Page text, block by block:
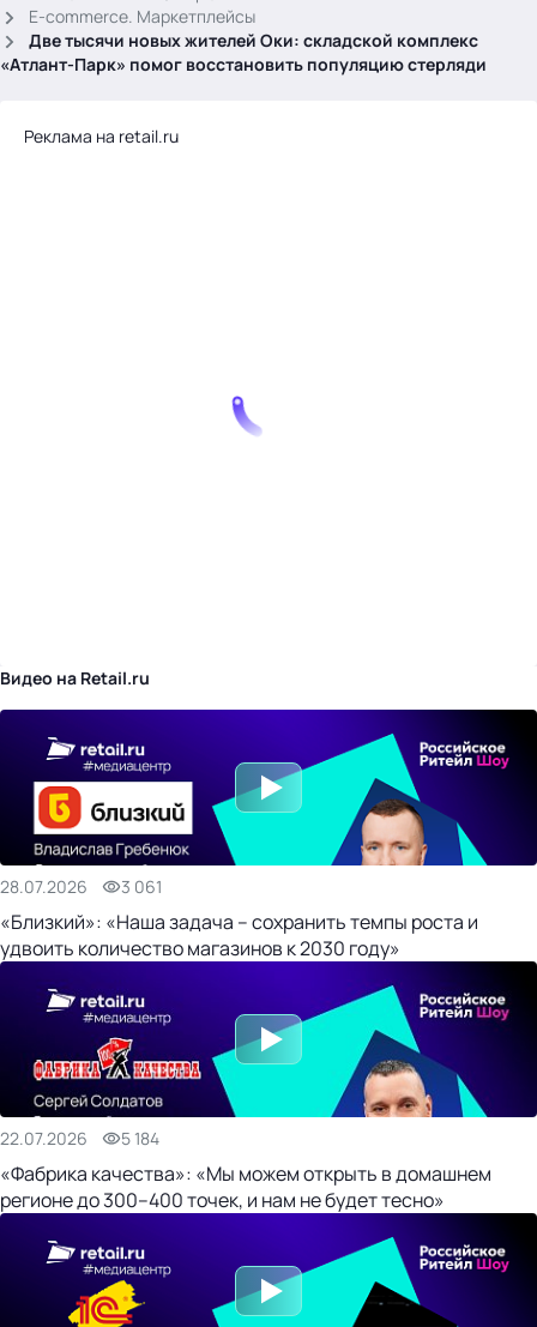
E-commerce. Маркетплейсы
Две тысячи новых жителей Оки: складской комплекс
«Атлант-Парк» помог восстановить популяцию стерляди
Реклама на retail.ru
Видео на Retail.ru
28.07.2026 3 061
«Близкий»: «Наша задача – сохранить темпы роста и
удвоить количество магазинов к 2030 году»
22.07.2026 5 184
«Фабрика качества»: «Мы можем открыть в домашнем
регионе до 300–400 точек, и нам не будет тесно»